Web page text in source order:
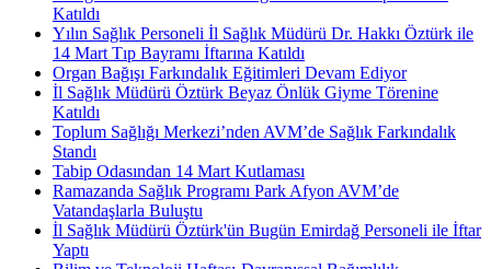
Katıldı
Yılın Sağlık Personeli İl Sağlık Müdürü Dr. Hakkı Öztürk ile
14 Mart Tıp Bayramı İftarına Katıldı
Organ Bağışı Farkındalık Eğitimleri Devam Ediyor
İl Sağlık Müdürü Öztürk Beyaz Önlük Giyme Törenine
Katıldı
Toplum Sağlığı Merkezi’nden AVM’de Sağlık Farkındalık
Standı
Tabip Odasından 14 Mart Kutlaması
Ramazanda Sağlık Programı Park Afyon AVM’de
Vatandaşlarla Buluştu
İl Sağlık Müdürü Öztürk'ün Bugün Emirdağ Personeli ile İftar
Yaptı